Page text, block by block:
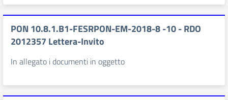
PON 10.8.1.B1-FESRPON-EM-2018-8 -10 - RDO
2012357 Lettera-Invito
In allegato i documenti in oggetto